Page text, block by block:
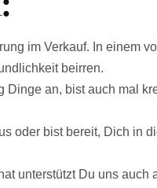
im Verkauf. In einem
beirren.
an, bist auch mal
oder bist bereit, Dich in
unterstützt Du uns auch